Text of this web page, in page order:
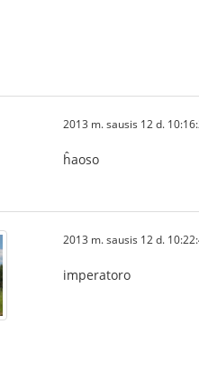
2013 m. sausis 12 d.
ĥaoso
2013 m. sausis 12 d.
imperatoro